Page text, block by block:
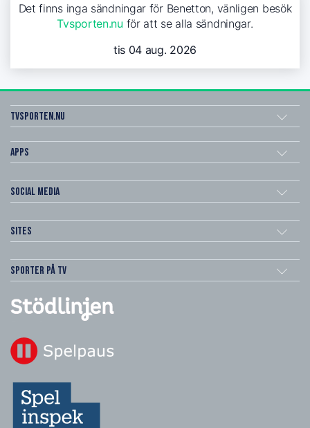
Det finns inga sändningar för Benetton, vänligen besök
Tvsporten.nu för att se alla sändningar.
tis 04 aug. 2026
Tvsporten.nu
Apps
Social Media
Sites
Sporter på TV